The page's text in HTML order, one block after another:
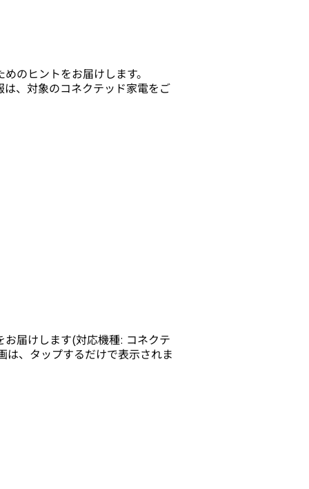
のヒントをお届けします。
、対象のコネクテッド家電をご
届けします(対応機種: コネクテ
は、タップするだけで表示されま